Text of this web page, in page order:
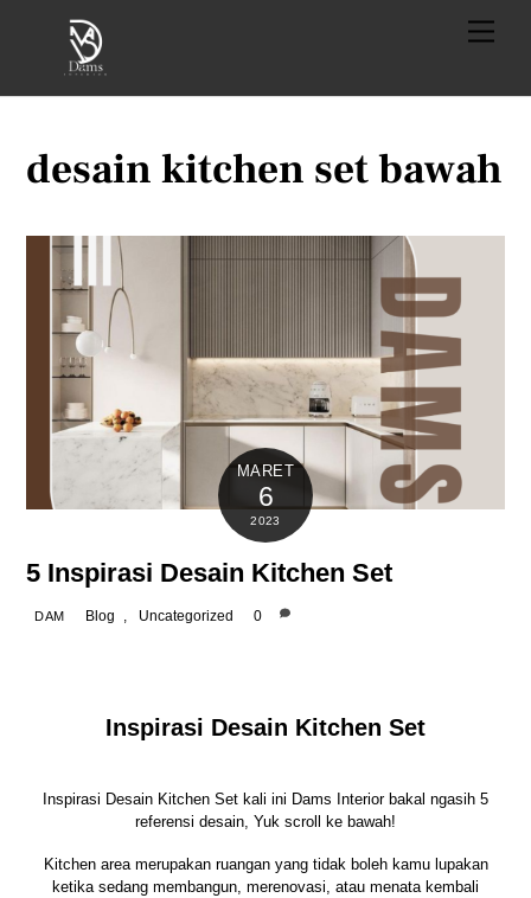
Menu
desain kitchen set bawah
MARET
6
2023
5 Inspirasi Desain Kitchen Set
DAM Blog Uncategorized 0
Inspirasi Desain Kitchen Set
Inspirasi Desain Kitchen Set kali ini Dams Interior bakal ngasih 5
referensi desain, Yuk scroll ke bawah!
Kitchen area merupakan ruangan yang tidak boleh kamu lupakan
ketika sedang membangun, merenovasi, atau menata kembali